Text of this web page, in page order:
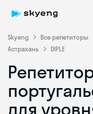
Skyeng Все репетиторы
Астрахань
DIPLE
дляSkyeng Chat
online